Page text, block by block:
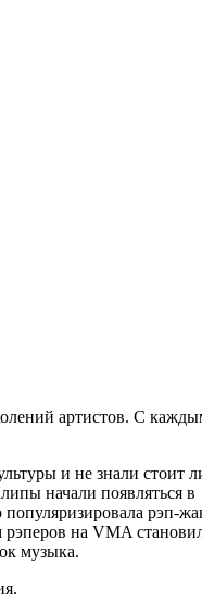
артистов. С
и не знали стоит
начали появляться в
популяризировала рэп-
на VMA
музыка.